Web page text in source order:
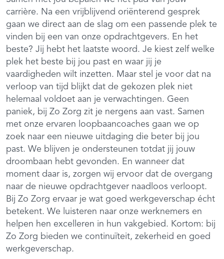
carrière. Na een vrijblijvend oriënterend gesprek
gaan we direct aan de slag om een passende plek te
vinden bij een van onze opdrachtgevers. En het
beste? Jij hebt het laatste woord. Je kiest zelf welke
plek het beste bij jou past en waar jij je
vaardigheden wilt inzetten. Maar stel je voor dat na
verloop van tijd blijkt dat de gekozen plek niet
helemaal voldoet aan je verwachtingen. Geen
paniek, bij Zo Zorg zit je nergens aan vast. Samen
met onze ervaren loopbaancoaches gaan we op
zoek naar een nieuwe uitdaging die beter bij jou
past. We blijven je ondersteunen totdat jij jouw
droombaan hebt gevonden. En wanneer dat
moment daar is, zorgen wij ervoor dat de overgang
naar de nieuwe opdrachtgever naadloos verloopt.
Bij Zo Zorg ervaar je wat goed werkgeverschap écht
betekent. We luisteren naar onze werknemers en
helpen hen excelleren in hun vakgebied. Kortom: bij
Zo Zorg bieden we continuïteit, zekerheid en goed
werkgeverschap.